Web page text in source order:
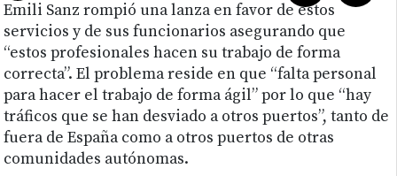
Emili Sanz rompió una lanza en favor de estos
servicios y de sus funcionarios asegurando que
“estos profesionales hacen su trabajo de forma
correcta”. El problema reside en que “falta personal
para hacer el trabajo de forma ágil” por lo que “hay
tráficos que se han desviado a otros puertos”, tanto de
fuera de España como a otros puertos de otras
comunidades autónomas.